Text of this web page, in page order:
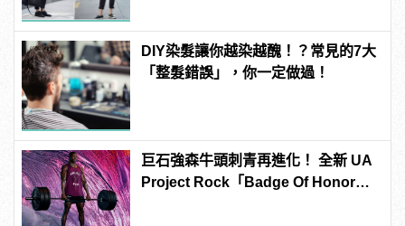
DIY染髮讓你越染越醜！？常見的7大
「整髮錯誤」，你一定做過！
巨石強森牛頭刺青再進化！ 全新 UA
Project Rock「Badge Of Honor」